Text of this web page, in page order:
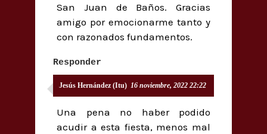
San Juan de Baños. Gracias
amigo por emocionarme tanto y
con razonados fundamentos.
Responder
Jesús Hernández (Itu) 16 noviembre, 2022 22:22
Una pena no haber podido
acudir a esta fiesta, menos mal